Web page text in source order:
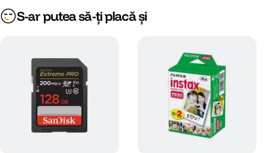
S-ar putea să-ți placă și